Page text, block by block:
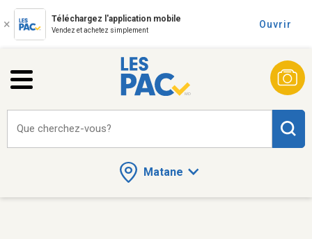
Téléchargez l'application mobile
Vendez et achetez simplement
Ouvrir
Matane
Que cherchez-vous?